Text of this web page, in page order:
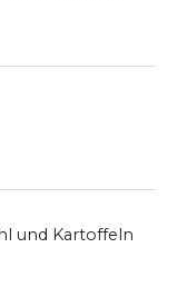
und Kartoffeln